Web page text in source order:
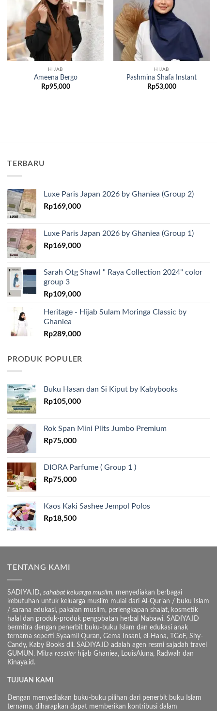
HIJAB
Ameena Bergo
Rp95,000
HIJAB
Pashmina Shafa Instant
Rp53,000
TERBARU
Luxe Paris Japan 2026 by Ghaniea (Group 2)
Rp169,000
Luxe Paris Japan 2026 by Ghaniea (Group 1)
Rp169,000
Sarah Otg Shawl " Raya Collection 2024" color
group 3
Rp109,000
Heritage - Hijab Sulam Moringa Classic by
Ghaniea
Rp289,000
PRODUK POPULER
Buku Hasan dan Si Kiput by Kabybooks
Rp105,000
Rok Span Mini Plits Jumbo Premium
Rp75,000
DIORA Parfume ( Group 1 )
Rp75,000
Kaos Kaki Sashee Jempol Polos
Rp18,500
TENTANG KAMI
SADIYA.ID, sahabat keluarga muslim, menyediakan berbagai
kebutuhan untuk keluarga muslim mulai dari Al-Qur’an / buku Islam
/ sarana edukasi, pakaian muslim, perlengkapan shalat, kosmetik
halal dan produk-produk pengobatan herbal Nabawi. SADIYA.ID
bermitra dengan penerbit buku-buku Islam dan edukasi anak
ternama seperti Syaamil Quran, Gema Insani, el-Hana, TGoF, Shy-
Candy, Kaby Books dll. SADIYA.ID adalah agen resmi sajadah travel
GUMUN. Mitra reseller hijab Ghaniea, LouisAluna, Radwah dan
Kinaya.id.
TUJUAN KAMI
Dengan menyediakan buku-buku pilihan dari penerbit buku Islam
ternama, diharapkan dapat memberikan kontribusi dalam